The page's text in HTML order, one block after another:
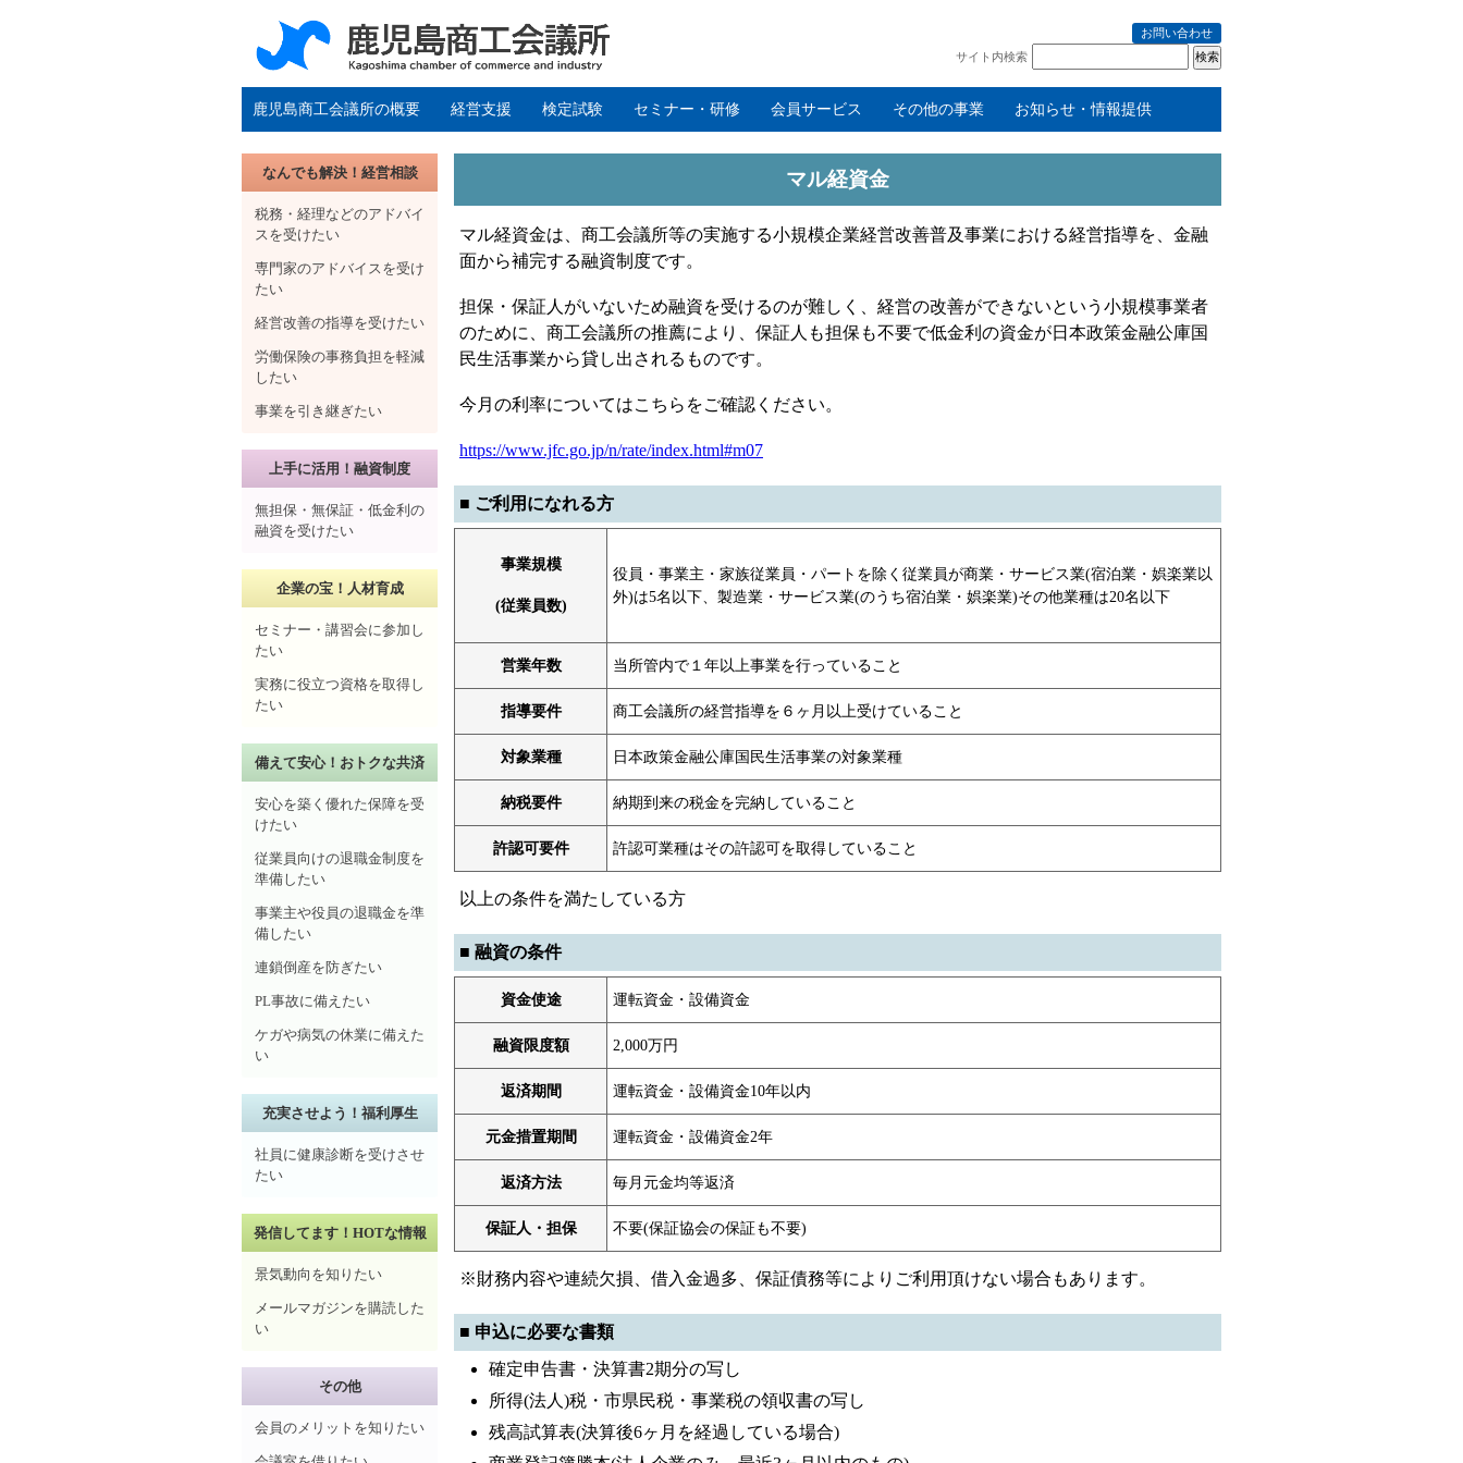
お問い合わせ
サイト内検索
鹿児島商工会議所の概要 経営支援 検定試験 セミナー・研修 会員サービス その他の事業 お知らせ・情報提供
なんでも解決！経営相談
税務・経理などのアドバイ
スを受けたい
専門家のアドバイスを受け
たい
経営改善の指導を受けたい
労働保険の事務負担を軽減
したい
事業を引き継ぎたい
上手に活用！融資制度
無担保・無保証・低金利の
融資を受けたい
企業の宝！人材育成
セミナー・講習会に参加し
たい
実務に役立つ資格を取得し
たい
備えて安心！おトクな共済
安心を築く優れた保障を受
けたい
従業員向けの退職金制度を
準備したい
事業主や役員の退職金を準
備したい
連鎖倒産を防ぎたい
PL事故に備えたい
ケガや病気の休業に備えた
い
充実させよう！福利厚生
社員に健康診断を受けさせ
たい
発信してます！HOTな情報
景気動向を知りたい
メールマガジンを購読した
い
その他
会員のメリットを知りたい
マル経資金
マル経資金は、商工会議所等の実施する小規模企業経営改善普及事業における経営指導を、金融
面から補完する融資制度です。
担保・保証人がいないため融資を受けるのが難しく、経営の改善ができないという小規模事業者
のために、商工会議所の推薦により、保証人も担保も不要で低金利の資金が日本政策金融公庫国
民生活事業から貸し出されるものです。
今月の利率についてはこちらをご確認ください。
https://www.jfc.go.jp/n/rate/index.html#m07
■ ご利用になれる方
事業規模
(従業員数)
役員・事業主・家族従業員・パートを除く従業員が商業・サービス業(宿泊業・娯楽業以
外)は5名以下、製造業・サービス業(のうち宿泊業・娯楽業)その他業種は20名以下
営業年数 当所管内で１年以上事業を行っていること
指導要件 商工会議所の経営指導を６ヶ月以上受けていること
対象業種 日本政策金融公庫国民生活事業の対象業種
納税要件 納期到来の税金を完納していること
許認可要件 許認可業種はその許認可を取得していること
以上の条件を満たしている方
■ 融資の条件
資金使途 運転資金・設備資金
融資限度額 2,000万円
返済期間 運転資金・設備資金10年以内
元金措置期間 運転資金・設備資金2年
返済方法 毎月元金均等返済
保証人・担保 不要(保証協会の保証も不要)
※財務内容や連続欠損、借入金過多、保証債務等によりご利用頂けない場合もあります。
■ 申込に必要な書類
確定申告書・決算書2期分の写し
所得(法人)税・市県民税・事業税の領収書の写し
残高試算表(決算後6ヶ月を経過している場合)